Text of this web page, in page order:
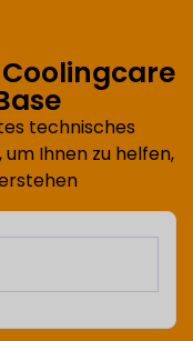
technisches
Ihnen zu helfen,